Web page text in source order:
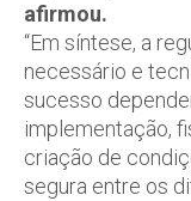
afirmou.
“Em síntese, a
necessário e
sucesso
implementação,
criação de
segura entre os